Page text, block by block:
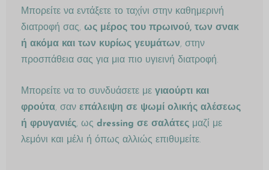
Μπορείτε να εντάξετε το ταχίνι στην καθημερινή
διατροφή σας, ως μέρος του πρωινού, των σνακ
ή ακόμα και των κυρίως γευμάτων, στην
προσπάθεια σας για μια πιο υγιεινή διατροφή.
Μπορείτε να το συνδυάσετε με γιαούρτι και
φρούτα, σαν επάλειψη σε ψωμί ολικής αλέσεως
ή φρυγανιές, ως dressing σε σαλάτες μαζί με
λεμόνι και μέλι ή όπως αλλιώς επιθυμείτε.